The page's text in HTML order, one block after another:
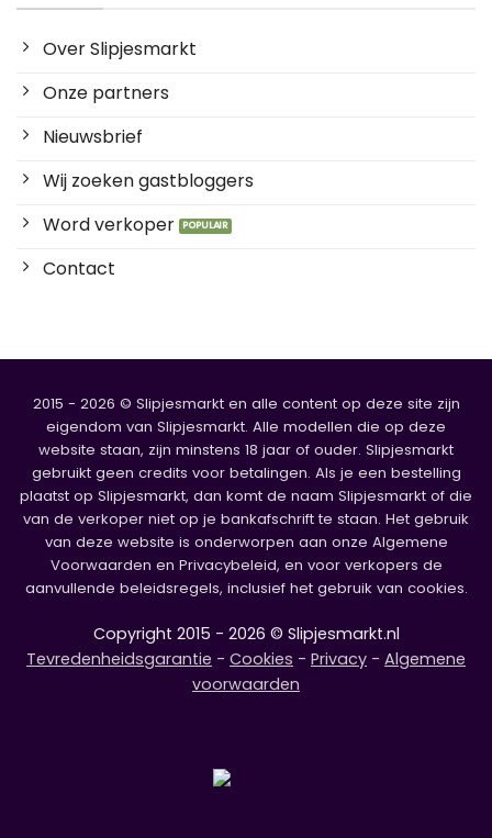
Over Slipjesmarkt
Onze partners
Nieuwsbrief
Wij zoeken gastbloggers
Word verkoper
Contact
2015 - 2026 © Slipjesmarkt en alle content op deze site zijn
eigendom van Slipjesmarkt. Alle modellen die op deze
website staan, zijn minstens 18 jaar of ouder. Slipjesmarkt
gebruikt geen credits voor betalingen. Als je een bestelling
plaatst op Slipjesmarkt, dan komt de naam Slipjesmarkt of die
van de verkoper niet op je bankafschrift te staan. Het gebruik
van deze website is onderworpen aan onze Algemene
Voorwaarden en Privacybeleid, en voor verkopers de
aanvullende beleidsregels, inclusief het gebruik van cookies.
Copyright 2015 - 2026 © Slipjesmarkt.nl
Tevredenheidsgarantie - Cookies - Privacy - Algemene
voorwaarden